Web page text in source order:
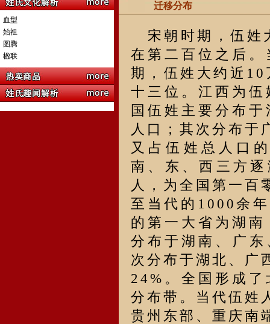
血型
始祖
图腾
楹联
迁移分布
宋朝时期，伍姓
在第二百位之后
期，伍姓大约近
十三位。江西为
国伍姓主要分布
人口；其次分布于
又占伍姓总人口
南、东、西三方
人，为全国第一百
至当代的1000余
的第一大省为湖
分布于湖南、广
次分布于湖北、广
24%。全国形成
分布带。当代伍姓
贵州东部、重庆南